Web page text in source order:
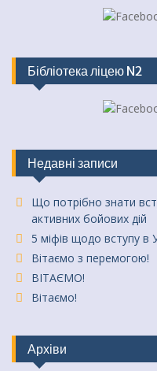
Бібліотека ліцею N2
Недавні записи
Що потрібно знати
активних бойових дій
5 міфів щодо вступу в
Вітаємо з перемогою!
ВІТАЄМО!
Вітаємо!
Архіви